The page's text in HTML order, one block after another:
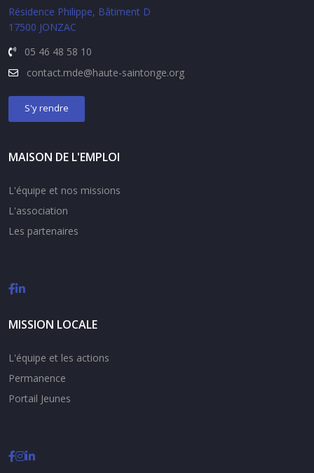
Résidence Philippe, Bâtiment D
17500 JONZAC
05 46 48 58 10
contact.mde@haute-saintonge.org
S'y rendre
MAISON DE L'EMPLOI
L'équipe et nos missions
L'association
Les partenaires
MISSION LOCALE
L'équipe et les actions
Permanence
Portail Jeunes